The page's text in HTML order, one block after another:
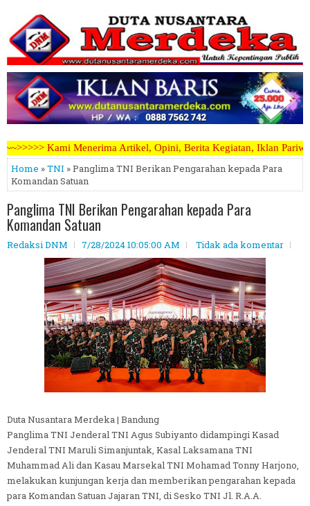
Opini, Berita Kegiatan, Iklan Pariwara dapat mengirimkannya
Home »TNI » Panglima TNI Berikan Pengarahan kepada Para
Komandan Satuan
Panglima TNI Berikan Pengarahan kepada Para
Komandan Satuan
Redaksi DNM 7/28/2024 10:05:00 AM Tidak ada komentar
Duta Nusantara Merdeka | Bandung
Panglima TNI Jenderal TNI Agus Subiyanto didampingi Kasad
Jenderal TNI Maruli Simanjuntak, Kasal Laksamana TNI
Muhammad Ali dan Kasau Marsekal TNI Mohamad Tonny Harjono,
melakukan kunjungan kerja dan memberikan pengarahan kepada
para Komandan Satuan Jajaran TNI, di Sesko TNI Jl. R.A.A.